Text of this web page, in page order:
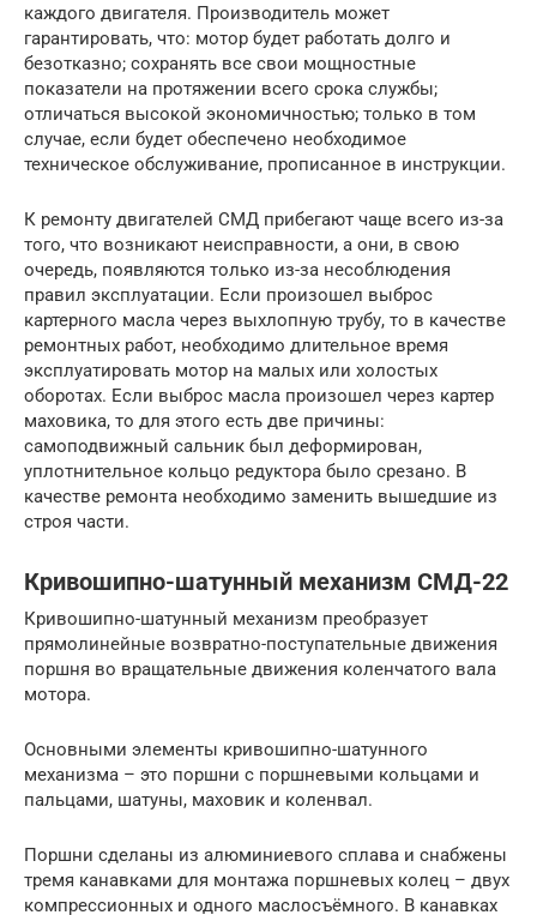
каждого двигателя. Производитель может
гарантировать, что: мотор будет работать долго и
безотказно; сохранять все свои мощностные
показатели на протяжении всего срока службы;
отличаться высокой экономичностью; только в том
случае, если будет обеспечено необходимое
техническое обслуживание, прописанное в инструкции.
К ремонту двигателей СМД прибегают чаще всего из-за
того, что возникают неисправности, а они, в свою
очередь, появляются только из-за несоблюдения
правил эксплуатации. Если произошел выброс
картерного масла через выхлопную трубу, то в качестве
ремонтных работ, необходимо длительное время
эксплуатировать мотор на малых или холостых
оборотах. Если выброс масла произошел через картер
маховика, то для этого есть две причины:
самоподвижный сальник был деформирован,
уплотнительное кольцо редуктора было срезано. В
качестве ремонта необходимо заменить вышедшие из
строя части.
Кривошипно-шатунный механизм СМД-22
Кривошипно-шатунный механизм преобразует
прямолинейные возвратно-поступательные движения
поршня во вращательные движения коленчатого вала
мотора.
Основными элементы кривошипно-шатунного
механизма – это поршни с поршневыми кольцами и
пальцами, шатуны, маховик и коленвал.
Поршни сделаны из алюминиевого сплава и снабжены
тремя канавками для монтажа поршневых колец – двух
компрессионных и одного маслосъёмного. В канавках